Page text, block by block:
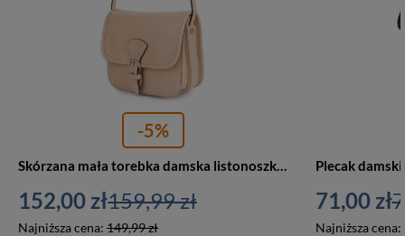
-5%
Skórzana mała torebka damska listonoszka beżowa - Vera Pelle K66
152,00 zł
Najniższa cena: 149,99 zł
159,99 zł 71,00 zł
Najniższa cena: